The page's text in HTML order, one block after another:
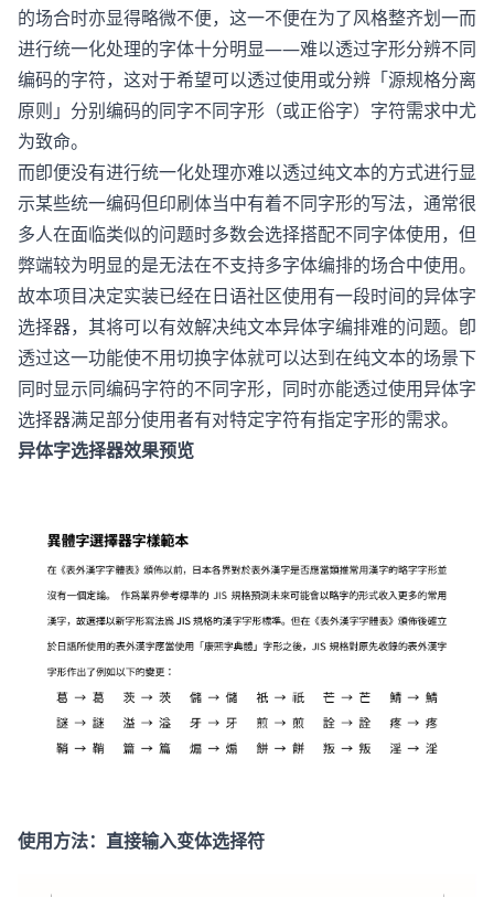
的场合时亦显得略微不便，这一不便在为了风格整齐划一而
进行统一化处理的字体十分明显——难以透过字形分辨不同
编码的字符，这对于希望可以透过使用或分辨「源规格分离
原则」分别编码的同字不同字形（或正俗字）字符需求中尤
为致命。
而卽便没有进行统一化处理亦难以透过纯文本的方式进行显
示某些统一编码但印刷体当中有着不同字形的写法，通常很
多人在面临类似的问题时多数会选择搭配不同字体使用，但
弊端较为明显的是无法在不支持多字体编排的场合中使用。
故本项目决定实装已经在日语社区使用有一段时间的异体字
选择器，其将可以有效解决纯文本异体字编排难的问题。卽
透过这一功能使不用切换字体就可以达到在纯文本的场景下
同时显示同编码字符的不同字形，同时亦能透过使用异体字
选择器满足部分使用者有对特定字符有指定字形的需求。
异体字选择器效果预览
使用方法：直接输入变体选择符